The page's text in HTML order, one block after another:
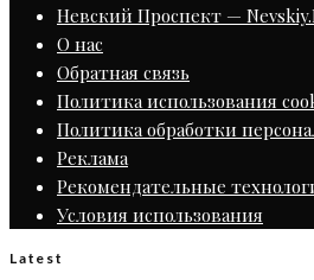
Невский Проспект —
О нас
Обратная связь
Политика использования
Политика обработки
Реклама
Рекомендательные
Условия использования
Latest